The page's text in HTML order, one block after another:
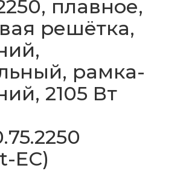
плавное,
решётка,
рамка-
2105 Вт
EC)